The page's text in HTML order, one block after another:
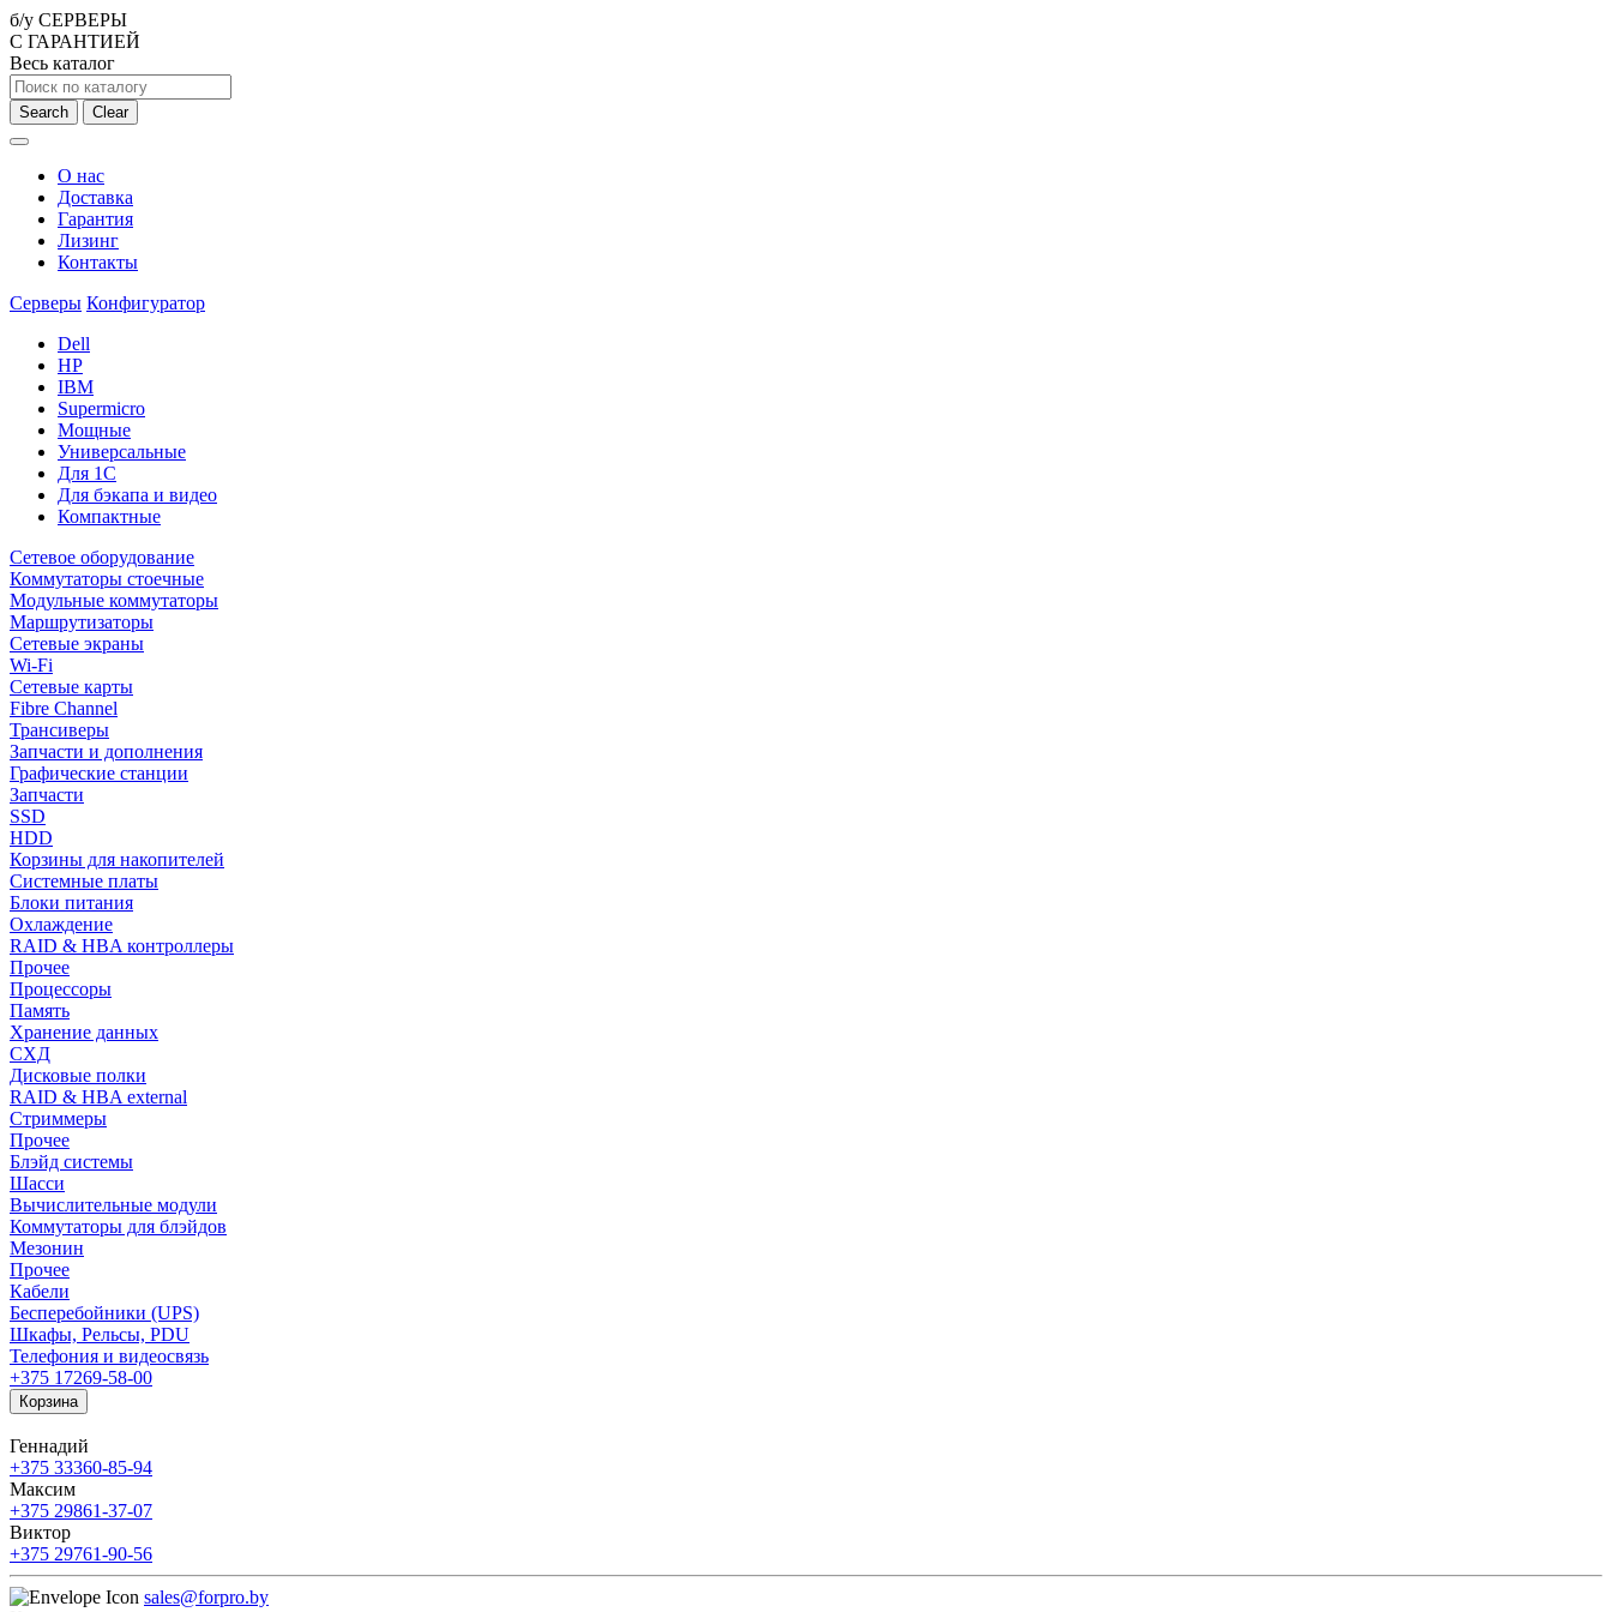
б/у СЕРВЕРЫ
С ГАРАНТИЕЙ
Весь каталог
Search Clear
О нас
Доставка
Гарантия
Лизинг
Контакты
Серверы Конфигуратор
Dell
HP
IBM
Supermicro
Мощные
Универсальные
Для 1С
Для бэкапа и видео
Компактные
Сетевое оборудование
Коммутаторы стоечные
Модульные коммутаторы
Маршрутизаторы
Сетевые экраны
Wi-Fi
Сетевые карты
Fibre Channel
Трансиверы
Запчасти и дополнения
Графические станции
Запчасти
SSD
HDD
Корзины для накопителей
Системные платы
Блоки питания
Охлаждение
RAID & HBA контроллеры
Прочее
Процессоры
Память
Хранение данных
СХД
Дисковые полки
RAID & HBA external
Стриммеры
Прочее
Блэйд системы
Шасси
Вычислительные модули
Коммутаторы для блэйдов
Мезонин
Прочее
Кабели
Бесперебойники (UPS)
Шкафы, Рельсы, PDU
Телефония и видеосвязь
+375 17269-58-00
Корзина
Геннадий
+375 33360-85-94
Максим
+375 29861-37-07
Виктор
+375 29761-90-56
sales@forpro.by